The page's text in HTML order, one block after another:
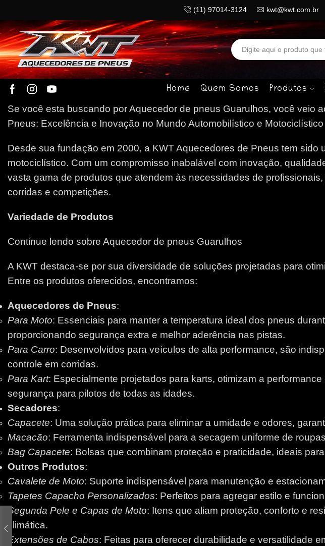
(11) 97014-3124 kwt@kwt.com.br
Home Quem Somos Produtos
Se você esta buscando por Aquecedor de pneus Guarulhos, você veio
Pneus: Excelência e Inovação no Mundo Automobilístico e Motociclístico
Desde sua fundação em 2000, a KWT Aquecedores de Pneus tem sido
motociclístico. Com um compromisso inabalável com inovação,
vasta gama de produtos que atendem às necessidades de
corridas e competições.
Variedade de Produtos
Continue lendo sobre Aquecedor de pneus Guarulhos
A KWT destaca-se por sua diversidade de soluções projetadas para
Entre os produtos oferecidos, encontramos:
Aquecedores de Pneus:
Para Moto: Essenciais para manter a temperatura ideal dos pneus
proporcionando segurança extra e melhor aderência nas pistas.
Para Carro: Desenvolvidos para veículos de alta performance, são
controle em corridas.
Para Kart: Especialmente projetados para karts, otimizam a
segurança para pilotos de todas as idades.
Secadores:
Capacete: Uma solução prática para eliminar a umidade e odores,
Macacão: Ferramenta indispensável para a secagem uniforme de
Bag Capacete: Bolsas que combinam proteção e praticidade, ideais
Outros Produtos:
Cavalete de Moto: Suporte indispensável para manutenção e
Tapetes Capacho Personalizados: Perfeitos para agregar estilo e
Segunda Pele e Capas de Moto: Itens que aliam proteção, conforto e
climática.
Extensões de Cabos: Feitas para oferecer durabilidade e versatilidade